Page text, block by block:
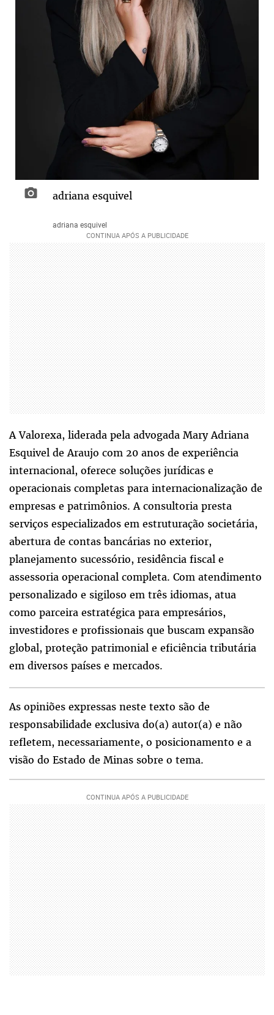
adriana esquivel
adriana esquivel
A Valorexa, liderada pela advogada Mary Adriana
Esquivel de Araujo com 20 anos de experiência
internacional, oferece soluções jurídicas e
operacionais completas para internacionalização de
empresas e patrimônios. A consultoria presta
serviços especializados em estruturação societária,
abertura de contas bancárias no exterior,
planejamento sucessório, residência fiscal e
assessoria operacional completa. Com atendimento
personalizado e sigiloso em três idiomas, atua
como parceira estratégica para empresários,
investidores e profissionais que buscam expansão
global, proteção patrimonial e eficiência tributária
em diversos países e mercados.
As opiniões expressas neste texto são de
responsabilidade exclusiva do(a) autor(a) e não
refletem, necessariamente, o posicionamento e a
visão do Estado de Minas sobre o tema.